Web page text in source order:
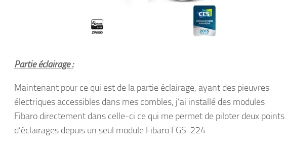
Partie éclairage :
Maintenant pour ce qui est de la partie éclairage, ayant des pieuvres
électriques accessibles dans mes combles, j’ai installé des modules
Fibaro directement dans celle-ci ce qui me permet de piloter deux points
d’éclairages depuis un seul module Fibaro FGS-224